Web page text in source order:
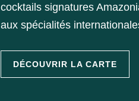
cocktails signatures
aux spécialités
DÉCOUVRIR LA CARTE